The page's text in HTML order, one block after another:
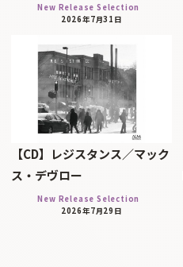
New Release Selection
2026年7月31日
【CD】レジスタンス／マック
ス・デヴロー
New Release Selection
2026年7月29日